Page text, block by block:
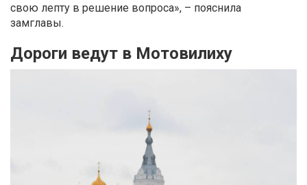
свою лепту в решение вопроса», – пояснила
замглавы.
Дороги ведут в Мотовилиху